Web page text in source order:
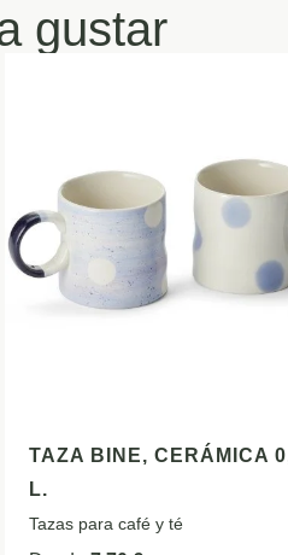
gustar
TAZA BINE, CERÁMICA
L.
Tazas para café y té